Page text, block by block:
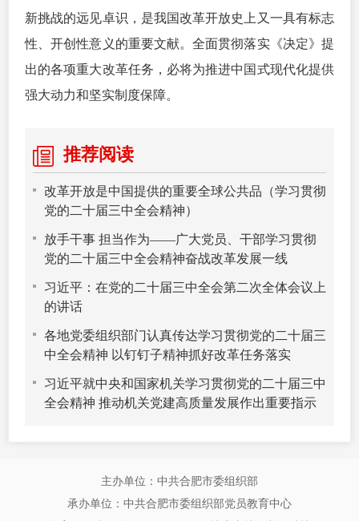
新挑战的远见卓识，是我国改革开放史上又一具有标志
性、开创性意义的重要文献。全面贯彻落实《决定》提
出的各项重大改革任务，必将为推进中国式现代化提供
强大动力和坚实制度保障。
推荐阅读
改革开放是中国提供的重要全球公共品（学习贯彻
党的二十届三中全会精神）
放手干事 担当作为——广大党员、干部学习贯彻
党的二十届三中全会精神奋战改革发展一线
习近平：在党的二十届三中全会第二次全体会议上
的讲话
各地党委组织部门认真传达学习贯彻党的二十届三
中全会精神 以钉钉子精神抓好改革任务落实
习近平就中央和国家机关学习贯彻党的二十届三中
全会精神 推动机关党建高质量发展作出重要指示
主办单位：中共合肥市委组织部
承办单位：中共合肥市委组织部党员教育中心